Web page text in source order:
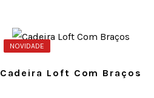
NOVIDADE
Cadeira Loft Com Braços